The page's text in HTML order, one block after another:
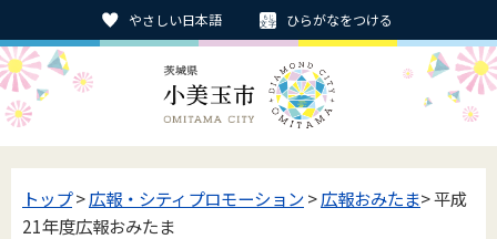
やさしい日本語 ひらがなをつける
トップ>広報・シティプロモーション>広報おみたま> 平成
21年度広報おみたま